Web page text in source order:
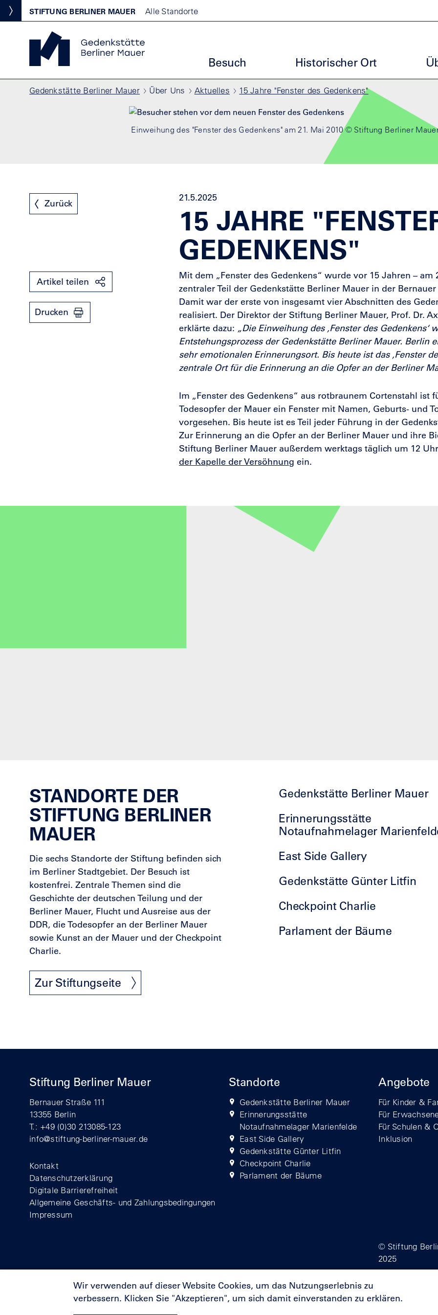
Direkt zum Inhalt
Standortmenu
Show locations
STIFTUNG BERLINER MAUER Alle Standorte
Gedenkstätte Berliner Mauer Startseite
Hauptmenu GBM
Besuch Historischer Ort
Pfadnavigation
Gedenkstätte Berliner Mauer Über Uns Aktuelles 15 Jahre "Fenster des Gedenkens"
Einweihung des "Fenster des Gedenkens" am 21. Mai 2010 © Stiftung Berliner
Zurück
21.5.2025
15 JAHRE
GEDENKENS"
Artikel teilen
Drucken
Mit dem „Fenster des Gedenkens“ wurde vor 15 Jahren – am
zentraler Teil der Gedenkstätte Berliner Mauer in der
Damit war der erste von insgesamt vier Abschnitten des
realisiert. Der Direktor der Stiftung Berliner Mauer, Prof. Dr.
erklärte dazu: „Die Einweihung des ‚Fenster des Gedenkens‘
Entstehungsprozess der Gedenkstätte Berliner Mauer. Berlin
sehr emotionalen Erinnerungsort. Bis heute ist das ‚Fenster
zentrale Ort für die Erinnerung an die Opfer an der Berliner
Im „Fenster des Gedenkens“ aus rotbraunem Cortenstahl ist
Todesopfer der Mauer ein Fenster mit Namen, Geburts- und
vorgesehen. Bis heute ist es Teil jeder Führung in der
Zur Erinnerung an die Opfer an der Berliner Mauer und ihre
Stiftung Berliner Mauer außerdem werktags täglich um 12
der Kapelle der Versöhnung ein.
STANDORTE DER
STIFTUNG BERLINER
MAUER
Die sechs Standorte der Stiftung befinden sich
im Berliner Stadtgebiet. Der Besuch ist
kostenfrei. Zentrale Themen sind die
Geschichte der deutschen Teilung und der
Berliner Mauer, Flucht und Ausreise aus der
DDR, die Todesopfer an der Berliner Mauer
sowie Kunst an der Mauer und der Checkpoint
Charlie.
Zur Stiftungseite
Gedenkstätte Berliner Mauer
Erinnerungsstätte
Notaufnahmelager
East Side Gallery
Gedenkstätte Günter Litfin
Checkpoint Charlie
Parlament der Bäume
Stiftung Berliner Mauer
Bernauer Straße 111
13355 Berlin
T.: +49 (0)30 213085-123
info@stiftung-berliner-mauer.de
Kontakt
Datenschutzerklärung
Digitale Barrierefreiheit
Allgemeine Geschäfts- und Zahlungsbedingungen
Impressum
Standorte
Gedenkstätte Berliner Mauer
Erinnerungsstätte
Notaufnahmelager Marienfelde
East Side Gallery
Gedenkstätte Günter Litfin
Checkpoint Charlie
Parlament der Bäume
Angebote
Für Kinder &
Für
Für Schulen &
Inklusion
© Stiftung
2025
Wir verwenden auf dieser Website Cookies, um das Nutzungserlebnis zu
verbessern. Klicken Sie "Akzeptieren", um sich damit einverstanden zu erklären.